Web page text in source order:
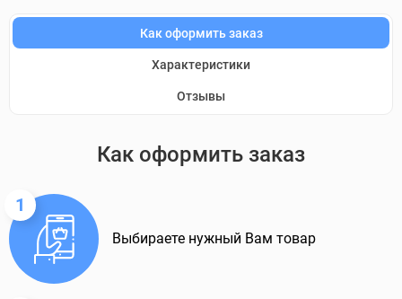
Как оформить заказ
Характеристики
Отзывы
Как оформить заказ
1
Выбираете нужный Вам товар